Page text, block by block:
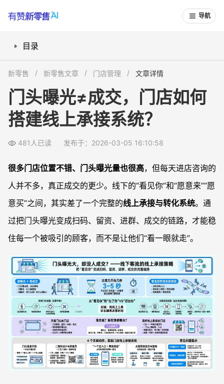
导航
目录
已有线上工具，如何串成完整承接链路？
从留资到成交，如何设计转化和复购？
门头上到底要放几个二维码比较合适？
扫码率很低，是门头问题还是活动问题？
新零售 新零售文章 门店管理 文章详情
门头曝光≠成交，门店如何
搭建线上承接系统？
481人已读 发布于：2026-03-05 16:10:58
很多门店位置不错、门头曝光量也很高，但每天进店咨询的
人并不多，真正成交的更少。线下的“看见你”和“愿意来”“愿
意买”之间，其实差了一个完整的线上承接与转化系统。通
过把门头曝光变成扫码、留资、进群、成交的链路，才能稳
住每一个被吸引的顾客，而不是让他们“看一眼就走”。